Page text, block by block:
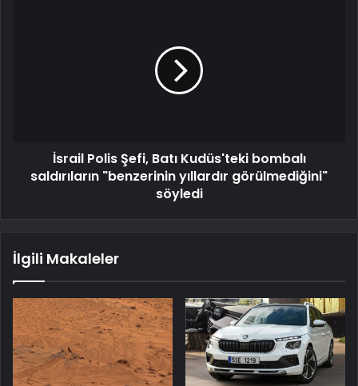
İsrail Polis Şefi, Batı Kudüs'teki bombalı
saldırıların "benzerinin yıllardır görülmediğini"
söyledi
İlgili Makaleler